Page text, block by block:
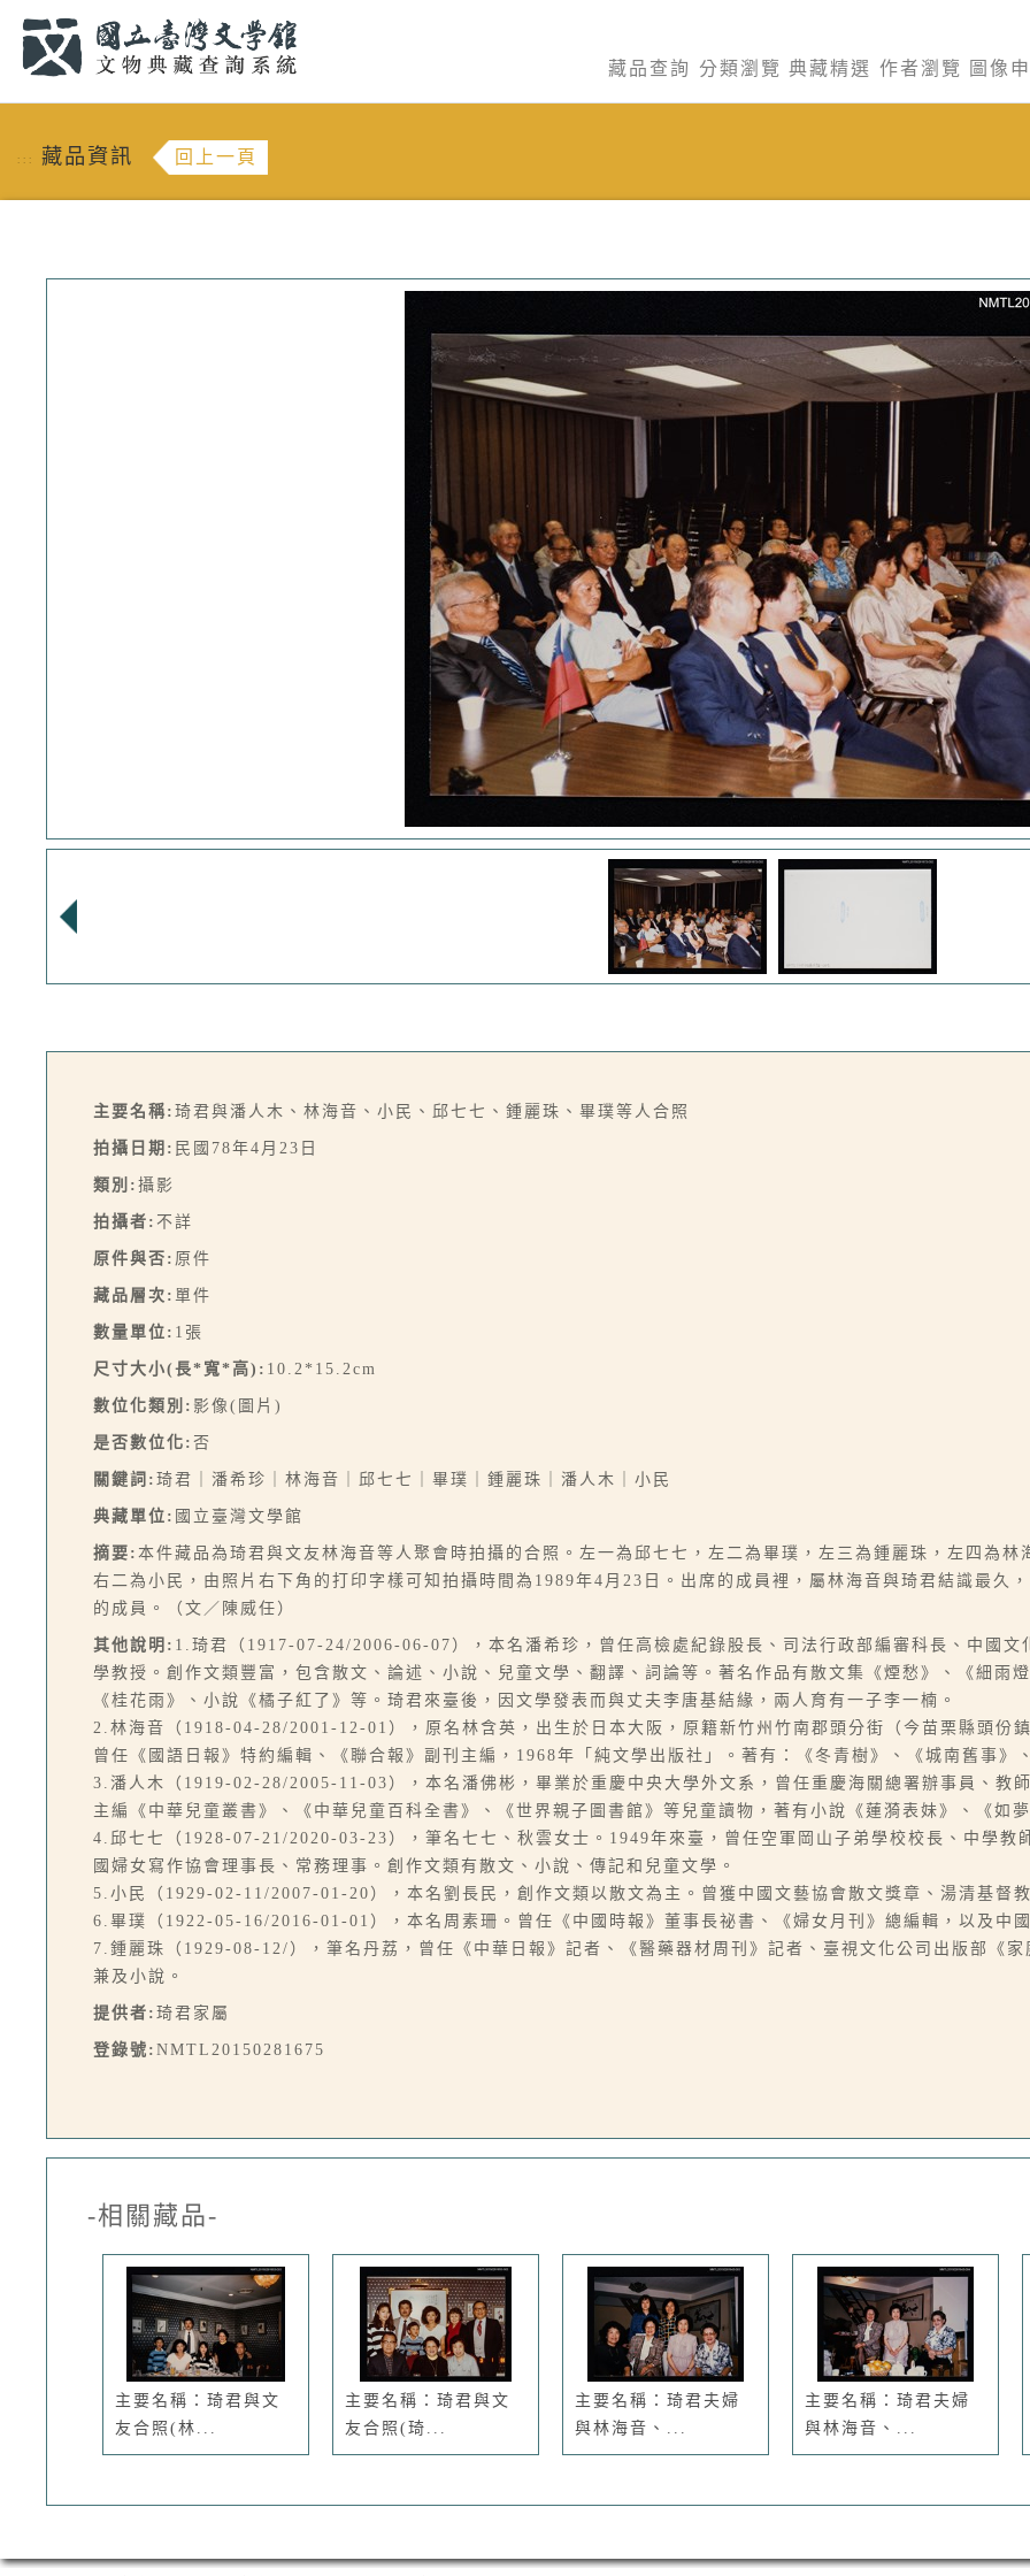
藏品查詢 分類瀏覽 典藏精選 作者瀏覽 圖像
::: 藏品資訊 回上一頁
主要名稱: 琦君與潘人木、林海音、小民、邱七七、鍾麗珠、畢璞等人合照
拍攝日期: 民國78年4月23日
類別: 攝影
拍攝者: 不詳
原件與否: 原件
藏品層次: 單件
數量單位: 1張
尺寸大小(長*寬*高): 10.2*15.2cm
數位化類別: 影像(圖片)
是否數位化: 否
關鍵詞: 琦君｜潘希珍｜林海音｜邱七七｜畢璞｜鍾麗珠｜潘人木｜小民
典藏單位: 國立臺灣文學館
摘要: 本件藏品為琦君與文友林海音等人聚會時拍攝的合照。左一為邱七七，左二為畢璞，左三為鍾麗珠，左四為
右二為小民，由照片右下角的打印字樣可知拍攝時間為1989年4月23日。出席的成員裡，屬林海音與琦君結識最久
的成員。（文／陳威任）
其他說明: 1.琦君（1917-07-24/2006-06-07），本名潘希珍，曾任高檢處紀錄股長、司法行政部編審科長、中國文
學教授。創作文類豐富，包含散文、論述、小說、兒童文學、翻譯、詞論等。著名作品有散文集《煙愁》、《細雨
《桂花雨》、小說《橘子紅了》等。琦君來臺後，因文學發表而與丈夫李唐基結緣，兩人育有一子李一楠。
2.林海音（1918-04-28/2001-12-01），原名林含英，出生於日本大阪，原籍新竹州竹南郡頭分街（今苗栗縣頭份
曾任《國語日報》特約編輯、《聯合報》副刊主編，1968年「純文學出版社」。著有：《冬青樹》、《城南舊事》
3.潘人木（1919-02-28/2005-11-03），本名潘佛彬，畢業於重慶中央大學外文系，曾任重慶海關總署辦事員、教
主編《中華兒童叢書》、《中華兒童百科全書》、《世界親子圖書館》等兒童讀物，著有小說《蓮漪表妹》、《如
4.邱七七（1928-07-21/2020-03-23），筆名七七、秋雲女士。1949年來臺，曾任空軍岡山子弟學校校長、中學教
國婦女寫作協會理事長、常務理事。創作文類有散文、小說、傳記和兒童文學。
5.小民（1929-02-11/2007-01-20），本名劉長民，創作文類以散文為主。曾獲中國文藝協會散文獎章、湯清基督
6.畢璞（1922-05-16/2016-01-01），本名周素珊。曾任《中國時報》董事長祕書、《婦女月刊》總編輯，以及中
7.鍾麗珠（1929-08-12/），筆名丹荔，曾任《中華日報》記者、《醫藥器材周刊》記者、臺視文化公司出版部《
兼及小說。
提供者: 琦君家屬
登錄號: NMTL20150281675
-相關藏品-
主要名稱：琦君與文
友合照(林...
主要名稱：琦君與文
友合照(琦...
主要名稱：琦君夫婦
與林海音、...
主要名稱：琦君夫婦
與林海音、...